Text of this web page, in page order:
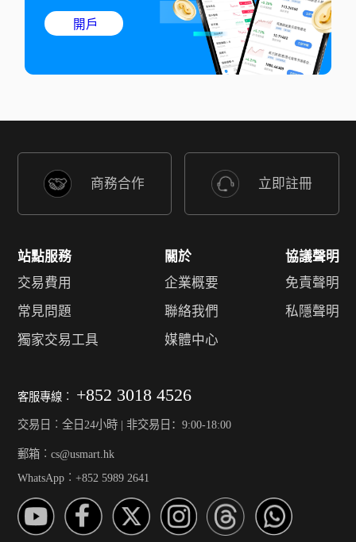
開戶
商務合作 立即註冊
站點服務
交易費用
常見問題
獨家交易工具
關於
企業概要
聯絡我們
媒體中心
協議聲明
免責聲明
私隱聲明
客服專線︰ +852 3018 4526
交易日︰全日24小時 | 非交易日：9:00-18:00
郵箱︰cs@usmart.hk
WhatsApp︰+852 5989 2641